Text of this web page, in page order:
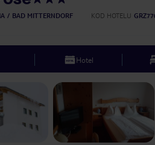
BAD MITTERNDORF KOD HOTELU
Hotel